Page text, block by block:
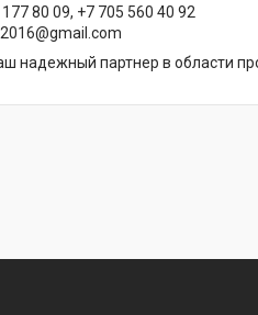
80 09, +7 705 560 40 92
надежный партнер в области